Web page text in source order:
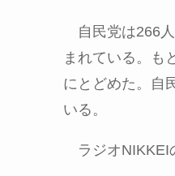
自民党は266
まれている。も
にとどめた。自
いる。
ラジオNIKKEI